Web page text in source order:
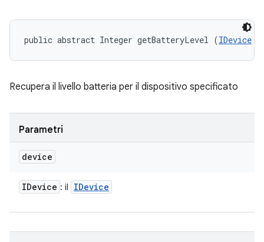
public abstract Integer getBatteryLevel (IDevice
Recupera il livello batteria per il dispositivo specificato
Parametri
device
IDevice : il IDevice